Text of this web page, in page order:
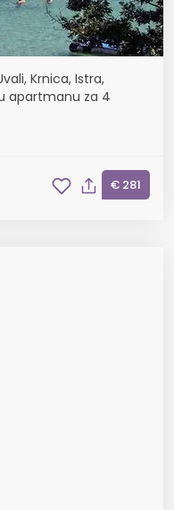
Krnica, Istra,
apartmanu za 4
€ 281